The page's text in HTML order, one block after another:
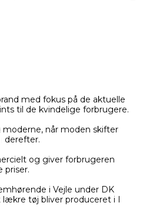
med fokus på de aktuelle
til de kvindelige forbrugere.
når moden skifter
derefter.
og giver forbrugeren
priser.
i Vejle under DK
tøj bliver produceret i I